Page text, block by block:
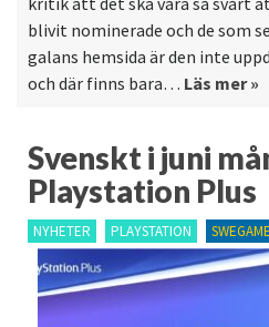
blivit nominerade och de som
galans hemsida är den inte
och där finns bara… Läs mer »
Svenskt i juni
Playstation Plus
NYHETER PLAYSTATION SWEGAME